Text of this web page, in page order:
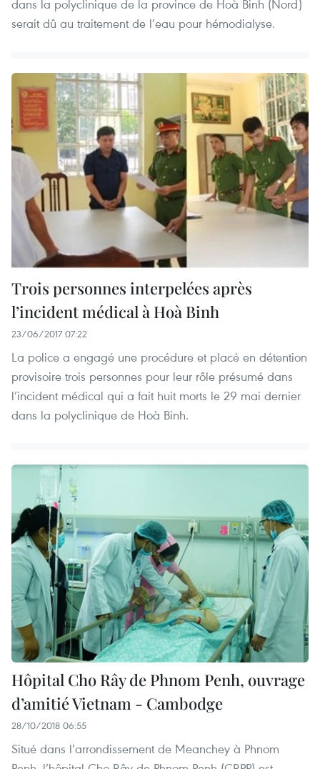
dans la polyclinique de la province de Hoà Binh (Nord)
serait dû au traitement de l’eau pour hémodialyse.
Trois personnes interpelées après
l’incident médical à Hoà Binh
23/06/2017 07:22
La police a engagé une procédure et placé en détention
provisoire trois personnes pour leur rôle présumé dans
l’incident médical qui a fait huit morts le 29 mai dernier
dans la polyclinique de Hoà Binh.
Hôpital Cho Rây de Phnom Penh, ouvrage
d’amitié Vietnam - Cambodge
28/10/2018 06:55
Situé dans l’arrondissement de Meanchey à Phnom